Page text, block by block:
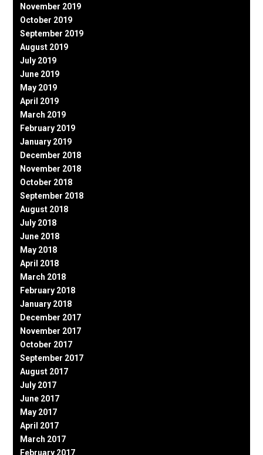
November 2019
October 2019
September 2019
August 2019
July 2019
June 2019
May 2019
April 2019
March 2019
February 2019
January 2019
December 2018
November 2018
October 2018
September 2018
August 2018
July 2018
June 2018
May 2018
April 2018
March 2018
February 2018
January 2018
December 2017
November 2017
October 2017
September 2017
August 2017
July 2017
June 2017
May 2017
April 2017
March 2017
February 2017